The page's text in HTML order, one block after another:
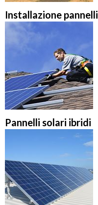
Installazione
Pannelli solari ibridi